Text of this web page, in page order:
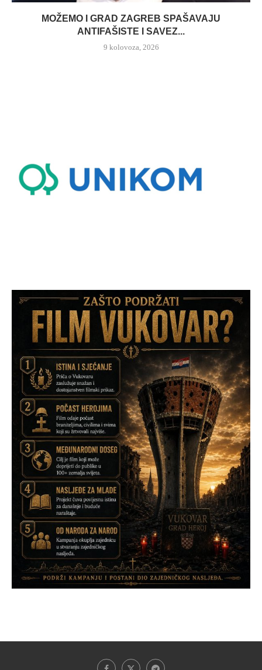
MOŽEMO I GRAD ZAGREB SPAŠAVAJU
ANTIFAŠISTE I SAVEZ...
9 kolovoza, 2026